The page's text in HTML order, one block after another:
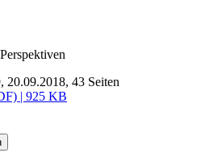
20.09.2018, 43 Seiten
| 925 KB